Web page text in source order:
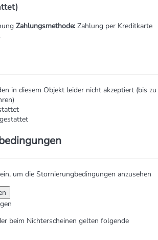
Zahlungsmethode: Zahlung per Kreditkarte
in diesem Objekt leider nicht akzeptiert (bis zu
um die Stornierungbedingungen anzusehen
beim Nichterscheinen gelten folgende